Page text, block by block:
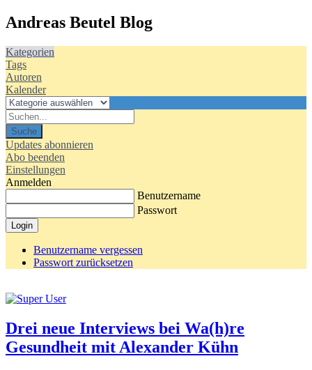
Andreas Beutel Blog
Kategorien
Tags
Autoren
Kalender
Suche
Updates abonnieren
Abo beenden
Einstellungen
Anmelden
Benutzername
Passwort
Login
Benutzername vergessen
Passwort zurücksetzen
Drei neue Interviews bei Wa(h)re
Gesundheit mit Alexander Kühn